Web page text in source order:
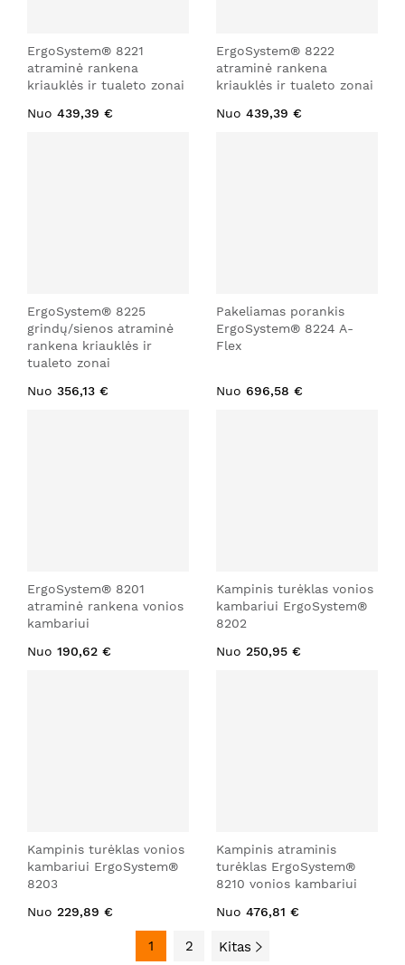
ErgoSystem® 8221
atraminė rankena
kriauklės ir tualeto zonai
Nuo 439,39 €
ErgoSystem® 8222
atraminė rankena
kriauklės ir tualeto zonai
Nuo 439,39 €
ErgoSystem® 8225
grindų/sienos atraminė
rankena kriauklės ir
tualeto zonai
Nuo 356,13 €
Pakeliamas porankis
ErgoSystem® 8224 A-
Flex
Nuo 696,58 €
ErgoSystem® 8201
atraminė rankena vonios
kambariui
Nuo 190,62 €
Kampinis turėklas vonios
kambariui ErgoSystem®
8202
Nuo 250,95 €
Kampinis turėklas vonios
kambariui ErgoSystem®
8203
Nuo 229,89 €
Kampinis atraminis
turėklas ErgoSystem®
8210 vonios kambariui
Nuo 476,81 €
1 2 Kitas